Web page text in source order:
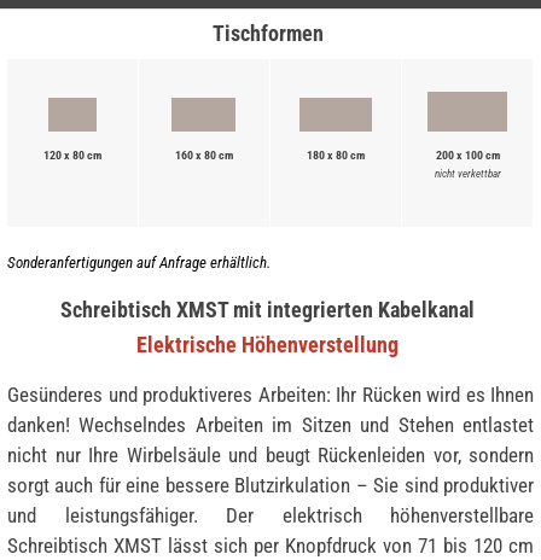
Tischformen
120 x 80 cm 160 x 80 cm 180 x 80 cm 200 x 100 cm
nicht verkettbar
Sonderanfertigungen auf Anfrage erhältlich.
Schreibtisch XMST mit integrierten Kabelkanal
Elektrische Höhenverstellung
Gesünderes und produktiveres Arbeiten: Ihr Rücken wird es Ihnen
danken! Wechselndes Arbeiten im Sitzen und Stehen entlastet
nicht nur Ihre Wirbelsäule und beugt Rückenleiden vor, sondern
sorgt auch für eine bessere Blutzirkulation – Sie sind produktiver
und leistungsfähiger. Der elektrisch höhenverstellbare
Schreibtisch XMST lässt sich per Knopfdruck von 71 bis 120 cm